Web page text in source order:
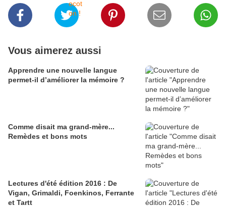
Vous aimerez aussi
Apprendre une nouvelle langue
permet-il d’améliorer la mémoire ?
Comme disait ma grand-mère...
Remèdes et bons mots
Lectures d'été édition 2016 : De
Vigan, Grimaldi, Foenkinos, Ferrante
et Tartt